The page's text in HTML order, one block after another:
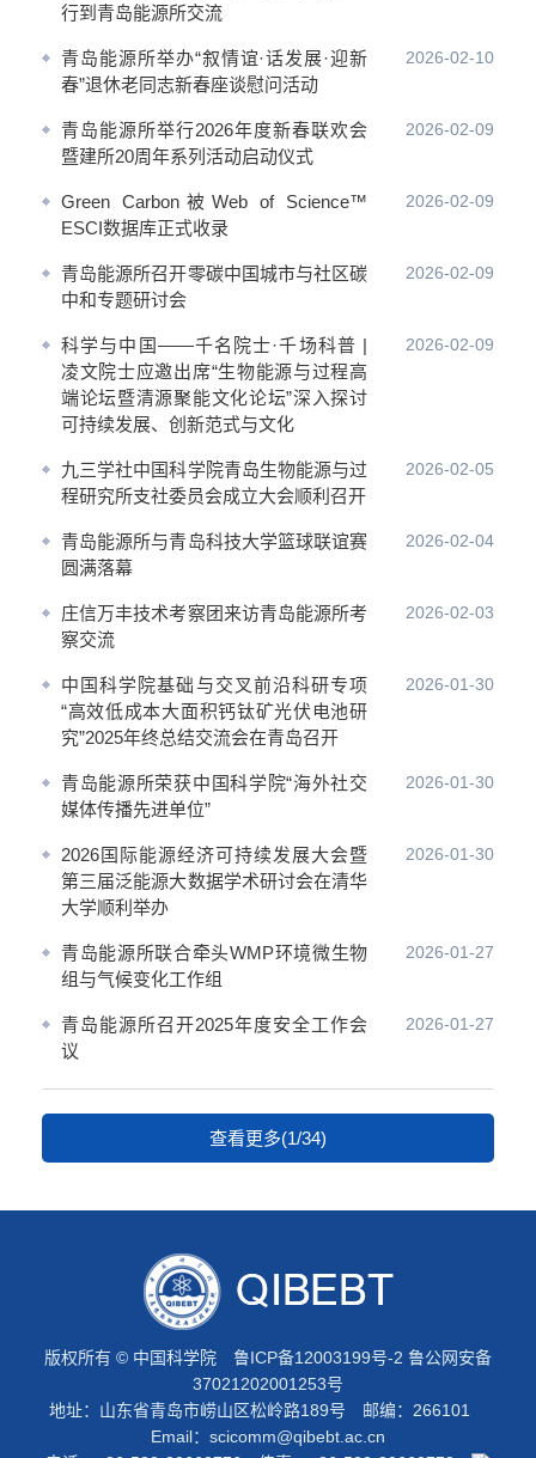
行到青岛能源所交流
青岛能源所举办“叙情谊·话发展·迎新
春”退休老同志新春座谈慰问活动
2026-02-10
青岛能源所举行2026年度新春联欢会
暨建所20周年系列活动启动仪式
2026-02-09
Green Carbon被Web of Science™
ESCI数据库正式收录
2026-02-09
青岛能源所召开零碳中国城市与社区碳
中和专题研讨会
2026-02-09
科学与中国——千名院士·千场科普 |
凌文院士应邀出席“生物能源与过程高
端论坛暨清源聚能文化论坛”深入探讨
可持续发展、创新范式与文化
2026-02-09
九三学社中国科学院青岛生物能源与过
程研究所支社委员会成立大会顺利召开
2026-02-05
青岛能源所与青岛科技大学篮球联谊赛
圆满落幕
2026-02-04
庄信万丰技术考察团来访青岛能源所考
察交流
2026-02-03
中国科学院基础与交叉前沿科研专项
“高效低成本大面积钙钛矿光伏电池研
究”2025年终总结交流会在青岛召开
2026-01-30
青岛能源所荣获中国科学院“海外社交
媒体传播先进单位”
2026-01-30
2026国际能源经济可持续发展大会暨
第三届泛能源大数据学术研讨会在清华
大学顺利举办
2026-01-30
青岛能源所联合牵头WMP环境微生物
组与气候变化工作组
2026-01-27
青岛能源所召开2025年度安全工作会
议
2026-01-27
查看更多(1/34)
版权所有 © 中国科学院 鲁ICP备12003199号-2 鲁公网安备
37021202001253号
地址：山东省青岛市崂山区松岭路189号 邮编：266101
Email： scicomm@qibebt.ac.cn